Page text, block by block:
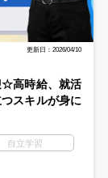
更新日：2026/04/10
☆高時給、就活
スキルが身に
自立学習